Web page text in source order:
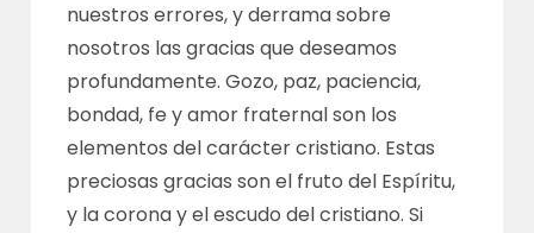
nuestros errores, y derrama sobre
nosotros las gracias que deseamos
profundamente. Gozo, paz, paciencia,
bondad, fe y amor fraternal son los
elementos del carácter cristiano. Estas
preciosas gracias son el fruto del Espíritu,
y la corona y el escudo del cristiano. Si